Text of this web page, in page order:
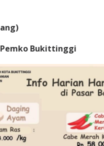
Pemko Bukittinggi